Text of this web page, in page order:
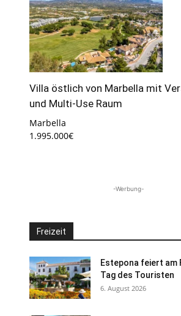
Villa östlich von Marbella mit
und Multi-Use Raum
Marbella
1.995.000€
-Werbung-
Freizeit
Estepona feiert am
Tag des Touristen
6. August 2026